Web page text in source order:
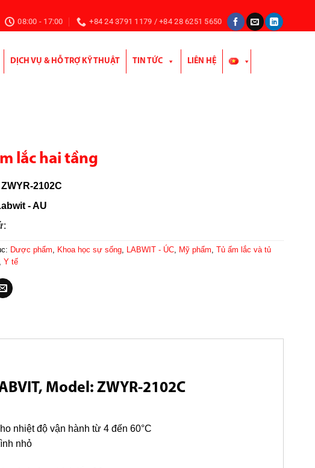
08:00 - 17:00 +84 24 3791 1179 / +84 28 6251 5650
DỊCH VỤ & HỖ TRỢ KỸ THUẬT TIN TỨC LIÊN HỆ
lắc hai tầng
ZWYR-2102C
- AU
Dược phẩm Khoa học sự sống LABWIT - ÚC Mỹ phẩm ,Tủ ấm lắc và tủ
,Y tế
Model: ZWYR-2102C
nhiệt độ vận hành từ 4 đến 60°C
nhỏ